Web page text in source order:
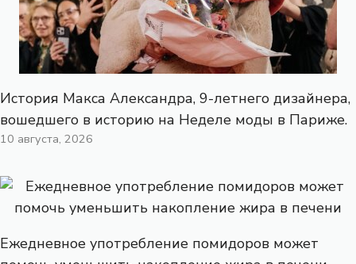
История Макса Александра, 9-летнего дизайнера,
вошедшего в историю на Неделе моды в Париже.
10 августа, 2026
Ежедневное употребление помидоров может